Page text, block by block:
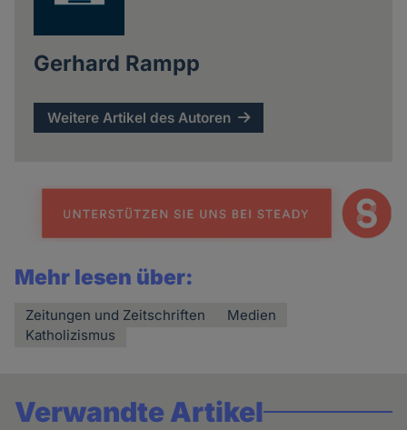
Gerhard Rampp
Weitere Artikel des Autoren
Mehr lesen über:
Zeitungen und Zeitschriften
Medien
Katholizismus
Verwandte Artikel